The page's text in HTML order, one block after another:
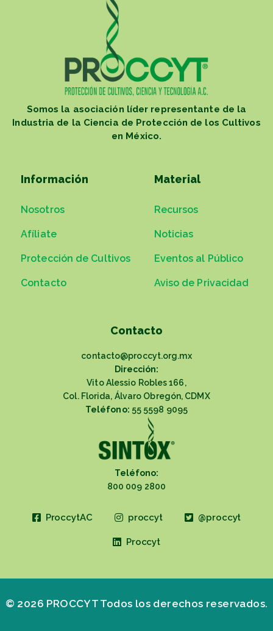
Somos la asociación líder representante de la
Industria de la Ciencia de Protección de los Cultivos
en México.
Información
Nosotros
Afíliate
Protección de Cultivos
Contacto
Material
Recursos
Noticias
Eventos al Público
Aviso de Privacidad
Contacto
contacto@proccyt.org.mx
Dirección:
Vito Alessio Robles 166,
Col. Florida, Álvaro Obregón, CDMX
Teléfono: 55 5598 9095
Teléfono:
800 009 2800
ProccytAC proccyt @proccyt
Proccyt
© 2026 PROCCYT Todos los derechos reservados.